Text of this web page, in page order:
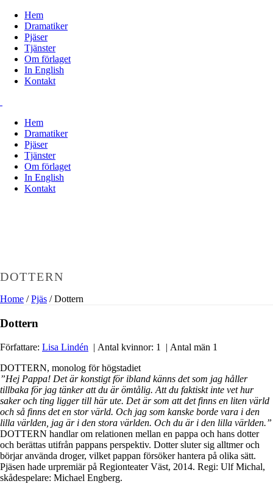
Hem
Dramatiker
Pjäser
Tjänster
Om förlaget
In English
Kontakt
Hem
Dramatiker
Pjäser
Tjänster
Om förlaget
In English
Kontakt
DOTTERN
Home /Pjäs / Dottern
Dottern
Författare: Lisa Lindén | Antal kvinnor: 1 | Antal män 1
DOTTERN, monolog för högstadiet
”Hej Pappa! Det är konstigt för ibland känns det som jag håller
tillbaka för jag tänker att du är ömtålig. Att du faktiskt inte vet hur
saker och ting ligger till här ute. Det är som att det finns en liten värld
och så finns det en stor värld. Och jag som kanske borde vara i den
lilla världen, jag är i den stora världen. Och du är i den lilla världen.”
DOTTERN handlar om relationen mellan en pappa och hans dotter
och berättas utifrån pappans perspektiv. Dotter sluter sig alltmer och
börjar använda droger, vilket pappan försöker hantera på olika sätt.
Pjäsen hade urpremiär på Regionteater Väst, 2014. Regi: Ulf Michal,
skådespelare: Michael Engberg.